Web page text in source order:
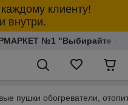
клиенту!
внутри.
№1 "Выбирайте
пушки обогреватели,